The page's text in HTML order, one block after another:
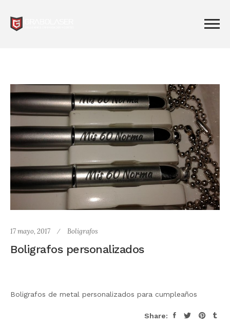
17 mayo, 2017 Boligrafos
Boligrafos personalizados
Boligrafos de metal personalizados para cumpleaños
Share: